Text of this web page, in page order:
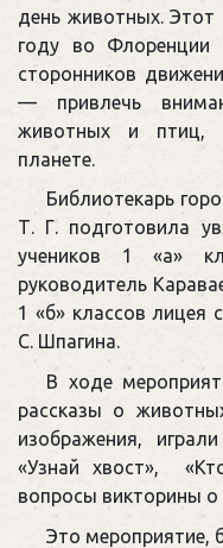
день животных. Этот
году во Флоренции
сторонников
— привлечь
животных и птиц,
планете.
Библиотекарь
Т. Г. подготовила
учеников 1 «а»
руководитель
1 «б» классов лицея
С. Шпагина.
В ходе
рассказы о
изображения,
«Узнай хвост»,
вопросы викторины о
Это мероприятие,